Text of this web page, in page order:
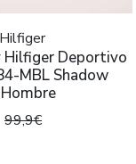
Hilfiger Deportivo
MBL Shadow
99,9€